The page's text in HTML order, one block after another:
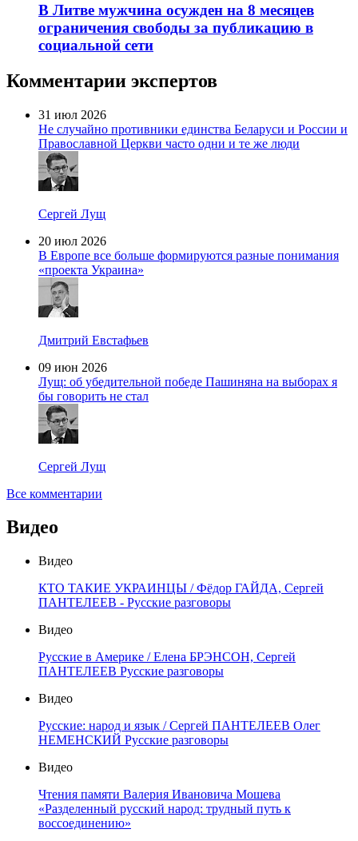
В Литве мужчина осужден на 8 месяцев
ограничения свободы за публикацию в
социальной сети
Комментарии экспертов
31 июл 2026
Не случайно противники единства Беларуси и России и
Православной Церкви часто одни и те же люди
Сергей Лущ
20 июл 2026
В Европе все больше формируются разные понимания
«проекта Украина»
Дмитрий Евстафьев
09 июн 2026
Лущ: об убедительной победе Пашиняна на выборах я
бы говорить не стал
Сергей Лущ
Все комментарии
Видео
Видео
КТО ТАКИЕ УКРАИНЦЫ / Фёдор ГАЙДА, Сергей
ПАНТЕЛЕЕВ - Русские разговоры
Видео
Русские в Америке / Елена БРЭНСОН, Сергей
ПАНТЕЛЕЕВ Русские разговоры
Видео
Русские: народ и язык / Сергей ПАНТЕЛЕЕВ Олег
НЕМЕНСКИЙ Русские разговоры
Видео
Чтения памяти Валерия Ивановича Мошева
«Разделенный русский народ: трудный путь к
воссоединению»